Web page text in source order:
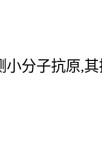
小分子抗原,